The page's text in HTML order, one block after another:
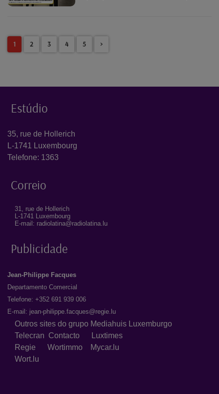
1 2 3 4 5 >
Estúdio
35, rue de Hollerich
L-1741 Luxembourg
Telefone: 1363
Correio
31, rue de Hollerich
L-1741 Luxembourg
E-mail: radiolatina@radiolatina.lu
Publicidade
Jean-Philippe Facques
Departamento Comercial
Telefone: +352 691 939 006
E-mail: jean-philippe.facques@regie.lu
Outros sites do grupo Mediahuis Luxemburgo
Telecran Contacto
Luxtimes
Regie Wortimmo
Mycar.lu
Wort.lu